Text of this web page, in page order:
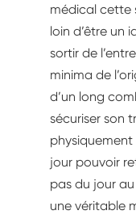
médical cette
loin d’être un
sortir de
minima de
d’un long
sécuriser son
jour pouvoir
pas du jour
une véritable